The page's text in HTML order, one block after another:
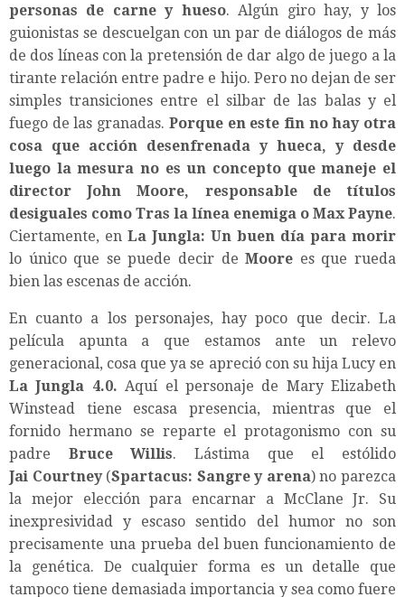
personas de carne y hueso. Algún giro hay, y los
guionistas se descuelgan con un par de diálogos de más
de dos líneas con la pretensión de dar algo de juego a la
tirante relación entre padre e hijo. Pero no dejan de ser
simples transiciones entre el silbar de las balas y el
fuego de las granadas. Porque en este fin no hay otra
cosa que acción desenfrenada y hueca, y desde
luego la mesura no es un concepto que maneje el
director John Moore, responsable de títulos
desiguales como Tras la línea enemiga o Max Payne.
Ciertamente, en La Jungla: Un buen día para morir
lo único que se puede decir deMoore es que rueda
bien las escenas de acción.
En cuanto a los personajes, hay poco que decir. La
película apunta a que estamos ante un relevo
generacional, cosa que ya se apreció con su hija Lucy en
La Jungla 4.0. Aquí el personaje de Mary Elizabeth
Winstead tiene escasa presencia, mientras que el
fornido hermano se reparte el protagonismo con su
padre Bruce Willis. Lástima que el estólido
Jai Courtney(Spartacus: Sangre y arena) no parezca
la mejor elección para encarnar a McClane Jr. Su
inexpresividad y escaso sentido del humor no son
precisamente una prueba del buen funcionamiento de
la genética. De cualquier forma es un detalle que
tampoco tiene demasiada importancia y sea como fuere